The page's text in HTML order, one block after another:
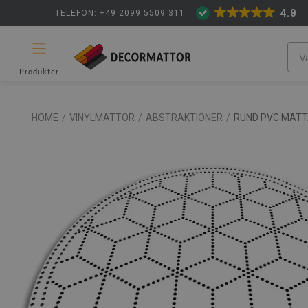
TELEFON: +49 2099 5509 311 4.9
Produkter
HOME / VINYLMATTOR / ABSTRAKTIONER / RUND PVC